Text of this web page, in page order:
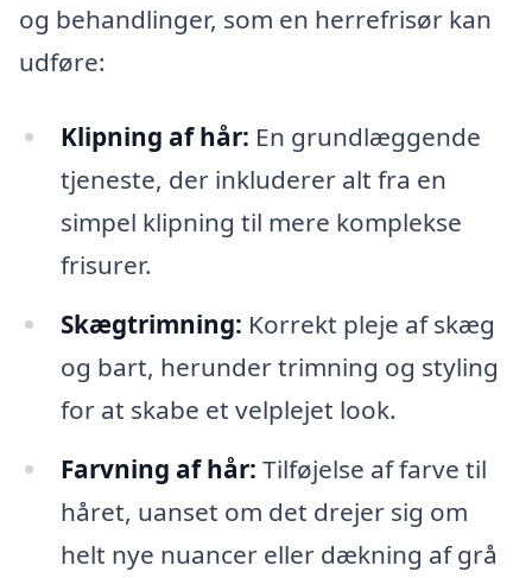
og behandlinger, som en herrefrisør kan
udføre:
Klipning af hår: En grundlæggende
tjeneste, der inkluderer alt fra en
simpel klipning til mere komplekse
frisurer.
Skægtrimning: Korrekt pleje af skæg
og bart, herunder trimning og styling
for at skabe et velplejet look.
Farvning af hår: Tilføjelse af farve til
håret, uanset om det drejer sig om
helt nye nuancer eller dækning af grå